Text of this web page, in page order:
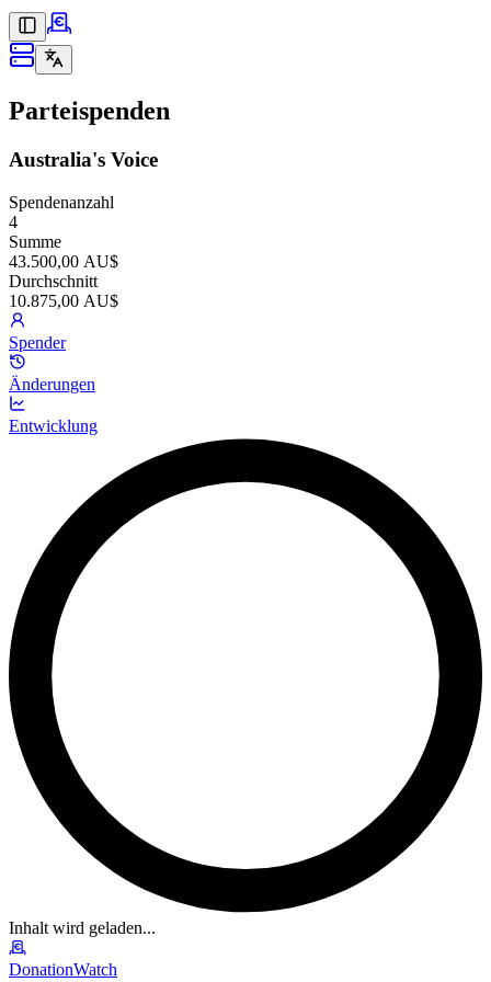
Parteispenden
Australia's Voice
Spendenanzahl
4
Summe
43.500,00 AU$
Durchschnitt
10.875,00 AU$
Spender
Änderungen
Entwicklung
Inhalt wird geladen...
DonationWatch